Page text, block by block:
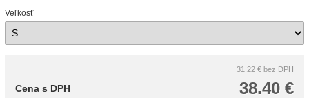
Veľkosť
31.22 € bez DPH
38.40 €
Cena s DPH